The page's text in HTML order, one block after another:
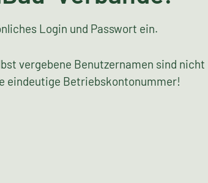
Login und Passwort ein.
vergebene Benutzernamen sind nicht
eindeutige Betriebskontonummer!